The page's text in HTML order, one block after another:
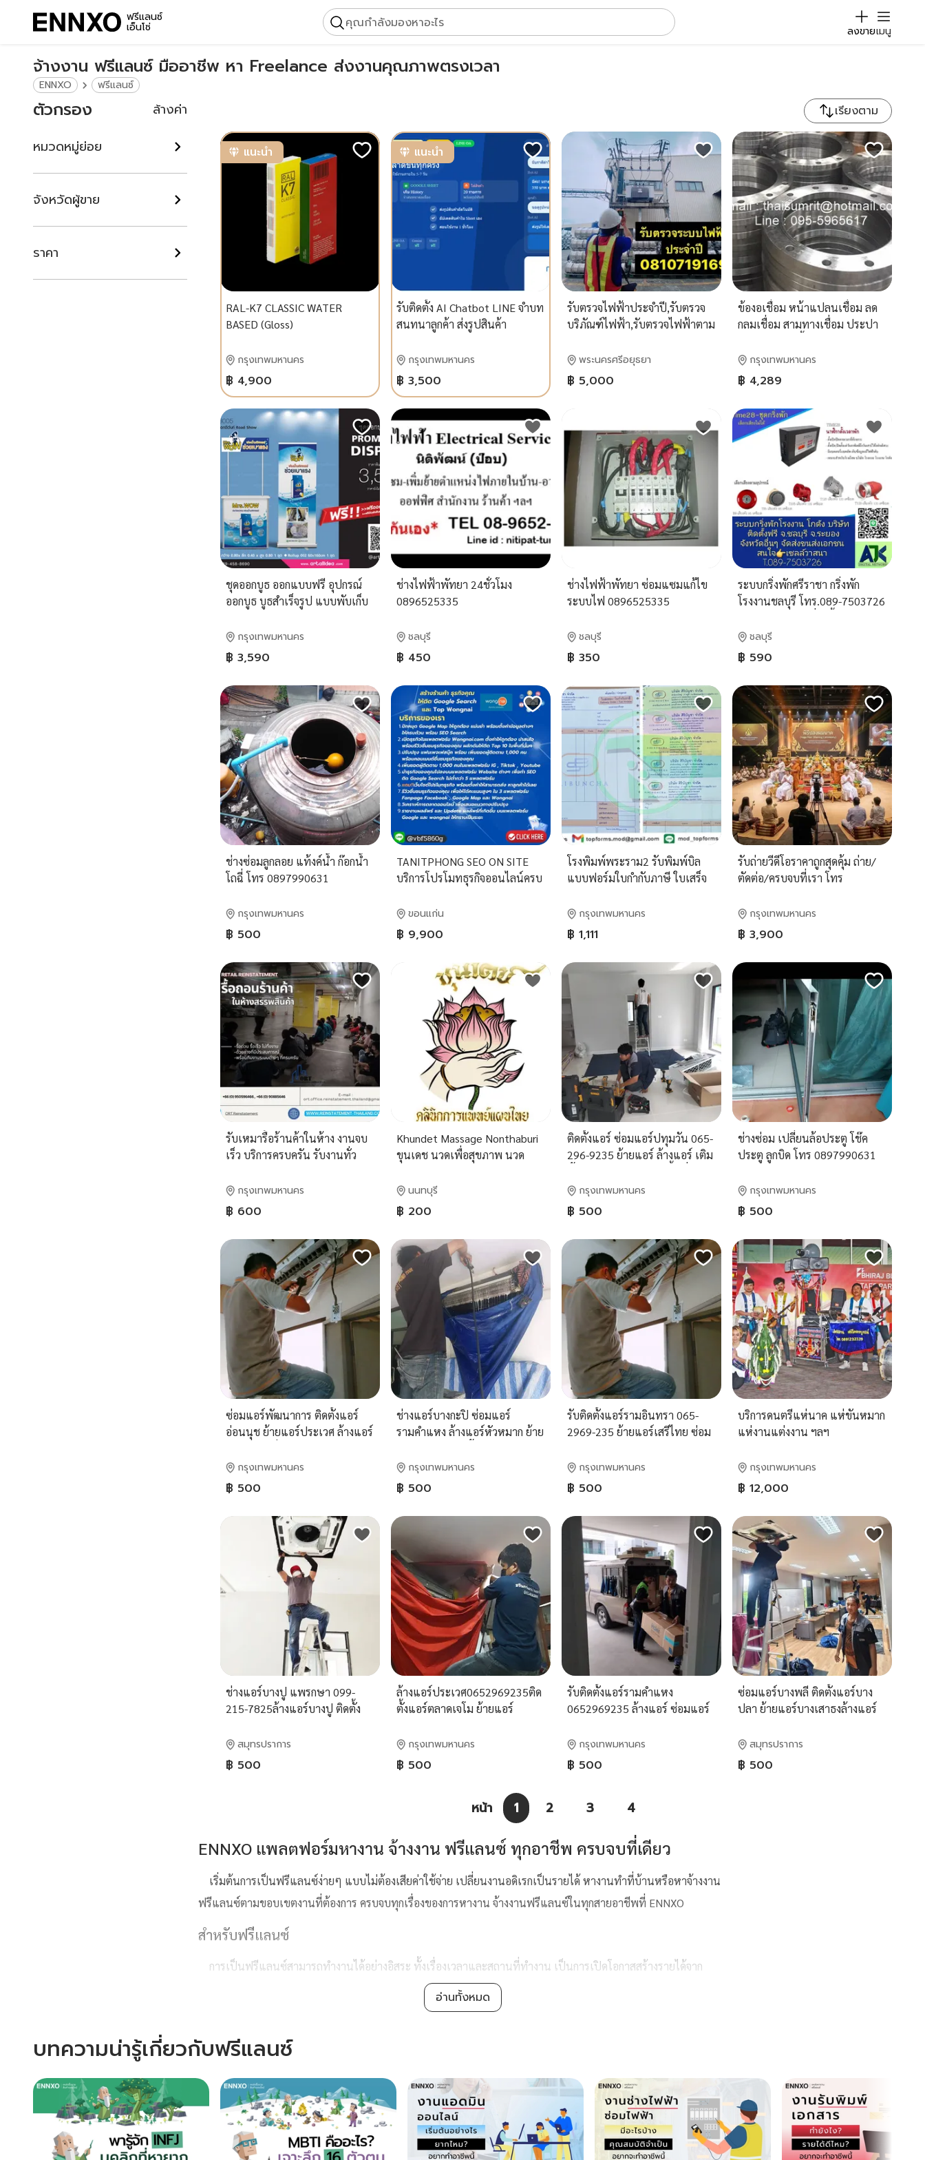
ฟรีแลนซ์
เอ็นโซ่ คุณกำลังมองหาอะไร
ลงขายเมนู
จ้างงาน ฟรีแลนซ์ มืออาชีพ หา Freelance ส่งงานคุณภาพตรงเวลา
ENNXO ฟรีแลนซ์
แนะนำ
RAL-K7 CLASSIC WATER
BASED (Gloss)
กรุงเทพมหานคร
฿ 4,900
แนะนำ
รับติดตั้ง AI Chatbot LINE จำบท
สนทนาลูกค้า ส่งรูปสินค้า
รายการ ขับเคลื่อนด้วย Gemini AI
กรุงเทพมหานคร
฿ 3,500
รับตรวจไฟฟ้าประจำปี,รับตรวจ
บริภัณฑ์ไฟฟ้า,รับตรวจไฟฟ้าตาม
0810719169
พระนครศรีอยุธยา
฿ 5,000
ข้องอเชื่อม หน้าแปลนเชื่อม ลด
กลมเชื่อม สามทางเชื่อม ประปา
เชื่อม มีตะเข็บ ไม่มีตะเข็บ
กรุงเทพมหานคร
฿ 4,289
ชุดออกบูธ ออกแบบฟรี อุปกรณ์
ออกบูธ บูธสำเร็จรูป แบบพับเก็บ
กรุงเทพมหานคร
฿ 3,590
ช่างไฟฟ้าพัทยา 24ชั่วโมง
0896525335
ชลบุรี
฿ 450
ช่างไฟฟ้าพัทยา ซ่อมแซมแก้ไข
ระบบไฟ 0896525335
ชลบุรี
฿ 350
ระบบกริ่งพักศรีราชา กริ่งพัก
โรงงานชลบุรี โทร.089-7503726
ปลวกแดง บ้านบึง บ้านฉาง นิคม
พัฒนา
ชลบุรี
฿ 590
ช่างซ่อมลูกลอย แท้งค์น้ำ ก๊อกน้ำ
โถฉี่ โทร 0897990631
กรุงเทพมหานคร
฿ 500
TANITPHONG SEO ON SITE
บริการโปรโมทธุรกิจออนไลน์ครบ
SEO ติดหน้า Google Search
เปิดธุรกิจบน Wongnai ลงประกาศ
ในเว็บไซต์ธุรกิจ
ขอนแก่น
฿ 9,900
โรงพิมพ์พระราม2 รับพิมพ์บิล
แบบฟอร์มใบกำกับภาษี ใบเสร็จ
เอกสารบัญชี
กรุงเทพมหานคร
฿ 1,111
รับถ่ายวีดีโอราคาถูกสุดคุ้ม ถ่าย/
ตัดต่อ/ครบจบที่เรา โทร
กรุงเทพมหานคร
฿ 3,900
รับเหมารื้อร้านค้าในห้าง งานจบ
เร็ว บริการครบครัน รับงานทั่ว
กรุงเทพมหานคร
฿ 600
Khundet Massage Nonthaburi
ขุนเดช นวดเพื่อสุขภาพ นวด
จุด คอ บ่า ไหล่ นวดแผนไทย จัด
กระดูก ครบวงจร ห้างเมเจอร์
ปากเกร็ด นนทบุรี
นนทบุรี
฿ 200
ติดตั้งแอร์ ซ่อมแอร์ปทุมวัน 065-
296-9235 ย้ายแอร์ ล้างแอร์ เติม
เคียงด้วยทีมช่างมืออาชีพ
กรุงเทพมหานคร
฿ 500
ช่างซ่อม เปลี่ยนล้อประตู โช๊ค
ประตู ลูกบิด โทร 0897990631
กรุงเทพมหานคร
฿ 500
ซ่อมแอร์พัฒนาการ ติดตั้งแอร์
อ่อนนุช ย้ายแอร์ประเวศ ล้างแอร์
โม สุขาภิบาล 2 เฉลิมพระเกียรติร
9
กรุงเทพมหานคร
฿ 500
ช่างแอร์บางกะปิ ซ่อมแอร์
รามคำแหง ล้างแอร์หัวหมาก ย้าย
กรุงเทพมหานคร
฿ 500
รับติดตั้งแอร์รามอินทรา 065-
2969-235 ย้ายแอร์เสรีไทย ซ่อม
สายไหม คลองสามวา บริการด้วย
ทีมช่างมืออาชีพ
กรุงเทพมหานคร
฿ 500
บริการดนตรีแห่นาค แห่ขันหมาก
แห่งานแต่งงาน ฯลฯ
กรุงเทพมหานคร
฿ 12,000
ช่างแอร์บางปู แพรกษา 099-
215-7825ล้างแอร์บางปู ติดตั้ง
ซ่อมแอร์เฟื่องฟ้า
สมุทรปราการ
฿ 500
ล้างแอร์ประเวศ0652969235ติด
ตั้งแอร์ตลาดเจโม ย้ายแอร์
ภิเษก เฉลิมพระเกียรติร.9บริการ
ด้วยทีมช่างมืออาชีพ
กรุงเทพมหานคร
฿ 500
รับติดตั้งแอร์รามคำแหง
0652969235 ล้างแอร์ ซ่อมแอร์
สะพานสูง รามอินทรา และพื้นที่
ใกล้เคียงด้วยทีมช่างมืออาชีพ
ราคาถูก
กรุงเทพมหานคร
฿ 500
ซ่อมแอร์บางพลี ติดตั้งแอร์บาง
ปลา ย้ายแอร์บางเสาธงล้างแอร์
อาชีพ
สมุทรปราการ
฿ 500
หน้า 1 2 3 4
ENNXO แพลตฟอร์มหางาน จ้างงาน ฟรีแลนซ์ ทุกอาชีพ ครบจบที่เดียว
เริ่มต้นการเป็นฟรีแลนซ์ง่ายๆ แบบไม่ต้องเสียค่าใช้จ่าย เปลี่ยนงานอดิเรกเป็นรายได้ หางานทำที่บ้านหรือหาจ้างงาน
ฟรีแลนซ์ตามขอบเขตงานที่ต้องการ ครบจบทุกเรื่องของการหางาน จ้างงานฟรีแลนซ์ในทุกสายอาชีพที่ ENNXO
สำหรับฟรีแลนซ์
การเป็นฟรีแลนซ์สามารถทำงานได้อย่างอิสระ ทั้งเรื่องเวลาและสถานที่ทำงาน เป็นการเปิดโอกาสสร้างรายได้จาก
ENNXOแพลตฟอร์มที่ช่วยให้คุณเข้าถึงผู้ว่าจ้างง่ายๆ แถมยัง
ใส่รายละเอียดงานตามที่ต้องการ พร้อมระบบการใช้งานที่สะดวกและมีประสิทธิภาพ
สำหรับผู้ว่าจ้าง
ด้านธุรกิจ โปรแกรมเมอร์สายงานสถาปัตย์ วิศวกรรมนักรีวิวงานบริการด้านสุขภาพและความงามและรับจ้างทั่วไป
เป็นต้น สามารถหาจ้างฟรีแลนซ์เริ่มต้นได้ง่ายๆ เพียงเลือกหมวดหมู่งานที่ต้องการ หาประกาศจากฟรีแลนซ์ แล้วทำการ
ติดต่อเพื่อคุยรายละเอียดได้เลย
อ่านทั้งหมด
บทความน่ารู้เกี่ยวกับฟรีแลนซ์
เรียงตาม
ตัวกรอง
ล้างค่า
หมวดหมู่ย่อย
จังหวัดผู้ขาย
ราคา